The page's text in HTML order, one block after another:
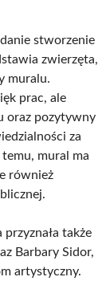
stworzenie
zwierzęta,
muralu.
prac, ale
oraz pozytywny
za
mural ma
również
także
Barbary Sidor,
artystyczny.